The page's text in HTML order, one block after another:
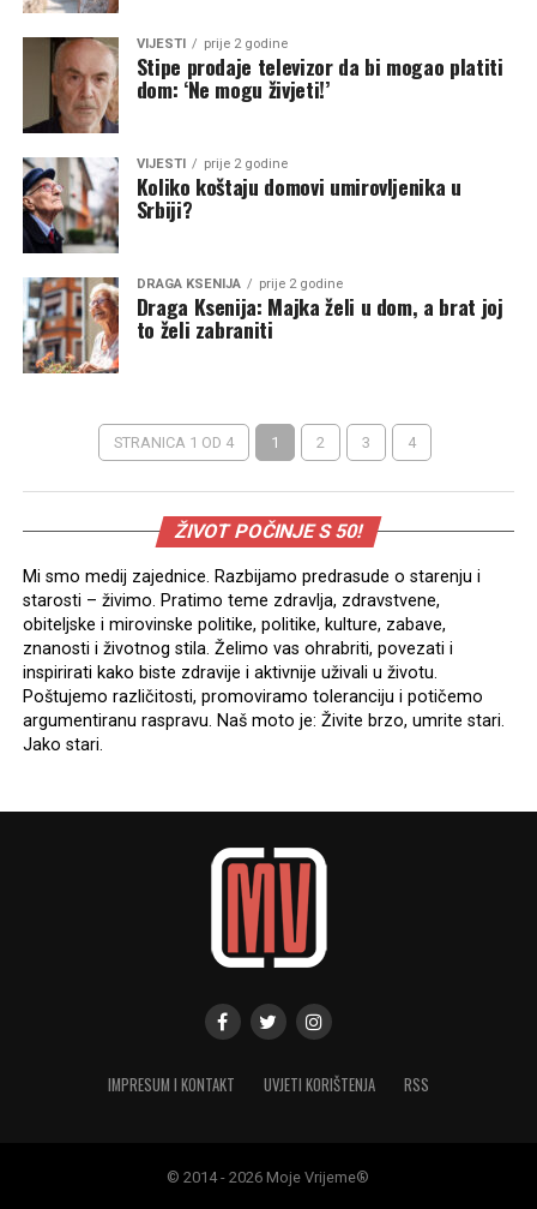
VIJESTI prije 2 godine
Stipe prodaje televizor da bi mogao platiti
dom: ‘Ne mogu živjeti!’
VIJESTI prije 2 godine
Koliko koštaju domovi umirovljenika u
Srbiji?
DRAGA KSENIJA prije 2 godine
Draga Ksenija: Majka želi u dom, a brat joj
to želi zabraniti
STRANICA 1 OD 4 1 2 3 4
ŽIVOT POČINJE S 50!
Mi smo medij zajednice. Razbijamo predrasude o starenju i
starosti – živimo. Pratimo teme zdravlja, zdravstvene,
obiteljske i mirovinske politike, politike, kulture, zabave,
znanosti i životnog stila. Želimo vas ohrabriti, povezati i
inspirirati kako biste zdravije i aktivnije uživali u životu.
Poštujemo različitosti, promoviramo toleranciju i potičemo
argumentiranu raspravu. Naš moto je: Živite brzo, umrite stari.
Jako stari.
IMPRESUM I KONTAKT UVJETI KORIŠTENJA RSS
© 2014 - 2026 Moje Vrijeme®